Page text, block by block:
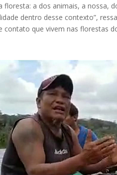
floresta: a dos animais, a nossa,
dentro desse contexto”,
contato que vivem nas florestas